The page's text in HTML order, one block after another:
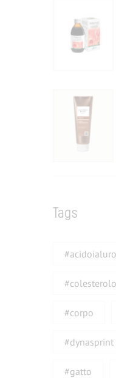
Tags
#colesterolo
#corpo
#dynasprint
#gatto